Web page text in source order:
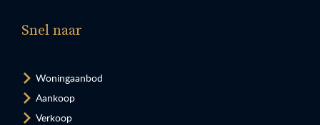
Snel naar
Woningaanbod
Aankoop
Verkoop